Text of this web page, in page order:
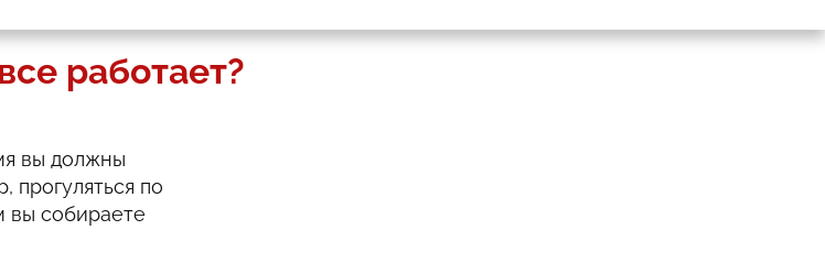
работает?
вы должны
прогуляться по
вы собираете